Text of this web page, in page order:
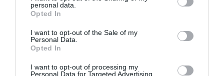
grant or deny consent to Google and its third-party tags to
use your data for below specified purposes in below Google
consent section.
personal data.
Opted In
I want to opt-out of the Sale of my
Personal Data.
Opted In
I want to opt-out of processing my
Personal Data for Targeted Advertising.